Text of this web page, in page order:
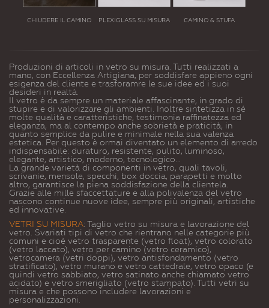
IL CAMINO PLEXIGLASS SU MISURA CAMINO & STUFA
MENSOLE IN
RIPIANI IN VETRO
Produzioni di articoli in vetro su misura. Tutti realizzati a
mano, con Eccellenza Artigiana, per soddisfare appieno ogni
esigenza del cliente e trasforamre le sue idee ed i suoi
desideri in realtà.
Il vetro è da sempre un materiale affascinante, in grado di
stupire e di valorizzare gli ambienti. Inoltre sintetizza in sé
molte qualità e caratteristiche, testimonia raffinatezza ed
eleganza, ma al contempo anche sobrietà e praticità, in
quanto semplice da pulire e minimale nella sua valenza
estetica. Per questo è ormai diventato un elemento di arredo
indispensabile: duraturo, resistente, pulito, luminoso,
elegante, artistico, moderno, tecnologico...
La grande varietà di componenti in vetro, quali tavoli,
scrivanie, mensole, specchi, box doccia, parapetti e molto
altro, garantisce la piena soddisfazione della clientela.
Grazie alle mille sfaccettature e alla polivalenza del vetro
nascono continue nuove idee, sempre più originali, artistiche
ed innovative.
VETRI SU MISURA: Taglio vetro su misura e lavorazione del
vetro. Svariati tipi di vetro che rientrano nelle categorie più
comuni e cioè vetro trasparente (vetro float), vetro colorato
(vetro laccato), vetro per camino (vetro ceramico),
vetrocamera (vetri doppi), vetro antisfondamento (vetro
stratificato), vetro murano e vetro cattedrale, vetro opaco (e
quindi vetro sabbiato, vetro satinato anche chiamato vetro
acidato) e vetro smerigliato (vetro stampato). Tutti vetri su
misura e che possono includere lavorazioni e
personalizzazioni.